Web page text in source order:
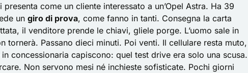
come un cliente interessato a un’Opel Astra. Ha 39
un giro di prova, come fanno in tanti. Consegna la carta
il venditore prende le chiavi, gliele porge. L’uomo sale in
tornerà. Passano dieci minuti. Poi venti. Il cellulare resta muto,
concessionaria capiscono: quel test drive era solo una scusa.
Non servono mesi né inchieste sofisticate. Pochi giorni